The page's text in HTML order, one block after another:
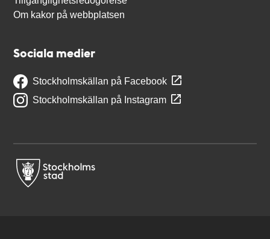
Om kakor på webbplatsen
Sociala medier
Stockholmskällan på Facebook
Stockholmskällan på Instagram